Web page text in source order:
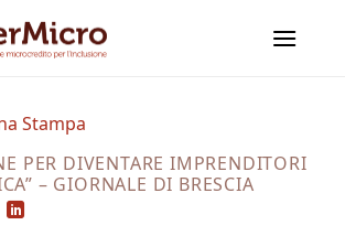
Stampa
PER DIVENTARE IMPRENDITORI
– GIORNALE DI BRESCIA